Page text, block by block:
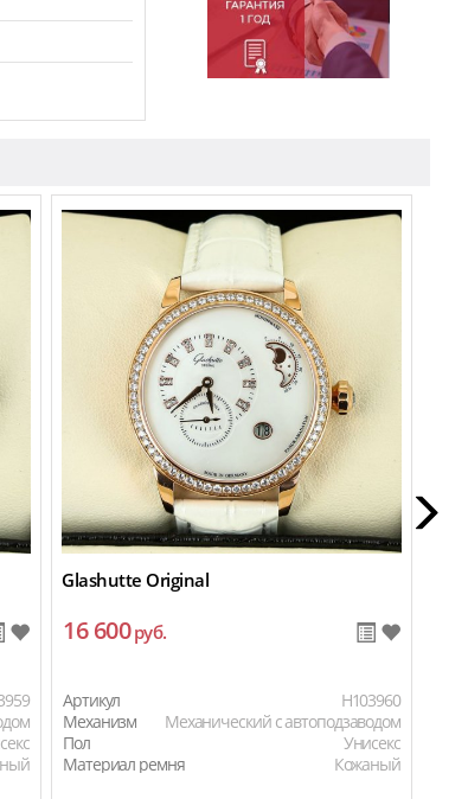
Glashutte Original
16 600руб.
Артикул
H103960
Механизм
Механический с автоподзаводом
Пол
Унисекс
Материал ремня
Кожаный